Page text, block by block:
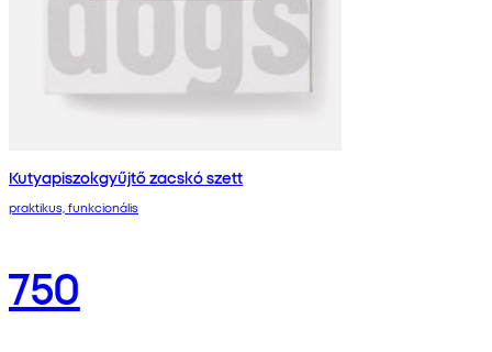
Kutyapiszokgyűjtő zacskó szett
praktikus, funkcionális
750